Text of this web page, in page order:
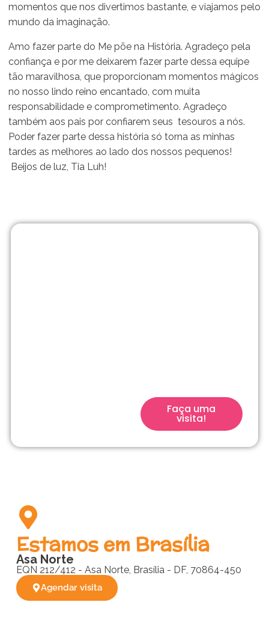
momentos que nos divertimos bastante, e viajamos pelo
mundo da imaginação.
Amo fazer parte do Me põe na História. Agradeço pela
confiança e por me deixarem fazer parte dessa equipe
tão maravilhosa, que proporcionam momentos mágicos
no nosso lindo reino encantado, com muita
responsabilidade e comprometimento. Agradeço
também aos pais por confiarem seus tesouros a nós.
Poder fazer parte dessa história só torna as minhas
tardes as melhores ao lado dos nossos pequenos!
Beijos de luz, Tia Luh!
Faça uma
visita!
Estamos em Brasília
Asa Norte
EQN 212/412 - Asa Norte, Brasília - DF, 70864-450
Agendar visita